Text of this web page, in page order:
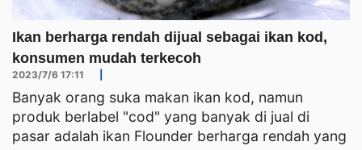
Ikan berharga rendah dijual sebagai ikan kod,
konsumen mudah terkecoh
2023/7/6 17:11
Banyak orang suka makan ikan kod, namun
produk berlabel "cod" yang banyak di jual di
pasar adalah ikan Flounder berharga rendah yang